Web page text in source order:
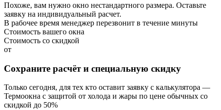
Похоже, вам нужно окно нестандартного размера. Оставьте
заявку на индивидуальный расчет.
В рабочее время менеджер перезвонит в течение минуты
Стоимость вашего окна
Стоимость со скидкой
от
Сохраните расчёт и специальную скидку
Только сегодня, для тех кто оставит заявку с калькулятора —
Термоокна с защитой от холода и жары по цене обычных со
скидкой до 50%